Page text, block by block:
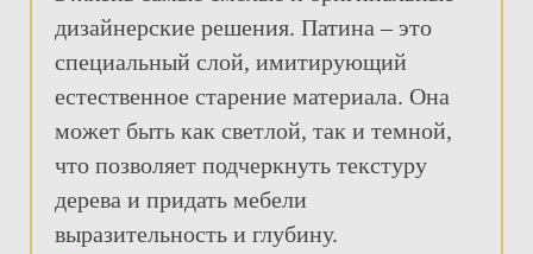
дизайнерские решения. Патина – это
специальный слой, имитирующий
естественное старение материала. Она
может быть как светлой, так и темной,
что позволяет подчеркнуть текстуру
дерева и придать мебели
выразительность и глубину.